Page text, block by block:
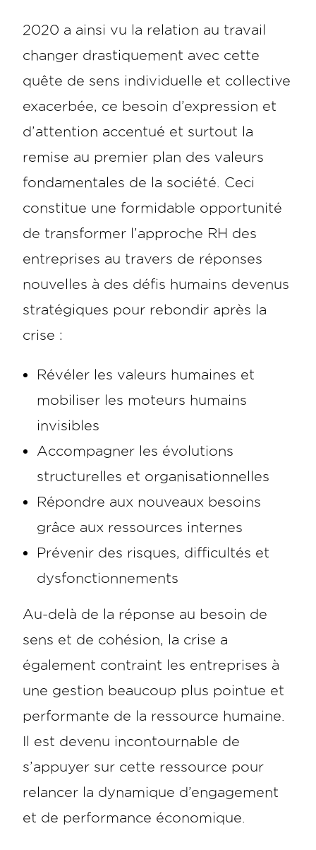
2020 a ainsi vu la relation au travail
changer drastiquement avec cette
quête de sens individuelle et collective
exacerbée, ce besoin d’expression et
d’attention accentué et surtout la
remise au premier plan des valeurs
fondamentales de la société. Ceci
constitue une formidable opportunité
de transformer l’approche RH des
entreprises au travers de réponses
nouvelles à des défis humains devenus
stratégiques pour rebondir après la
crise :
Révéler les valeurs humaines et
mobiliser les moteurs humains
invisibles
Accompagner les évolutions
structurelles et organisationnelles
Répondre aux nouveaux besoins
grâce aux ressources internes
Prévenir des risques, difficultés et
dysfonctionnements
Au-delà de la réponse au besoin de
sens et de cohésion, la crise a
également contraint les entreprises à
une gestion beaucoup plus pointue et
performante de la ressource humaine.
Il est devenu incontournable de
s’appuyer sur cette ressource pour
relancer la dynamique d’engagement
et de performance économique.